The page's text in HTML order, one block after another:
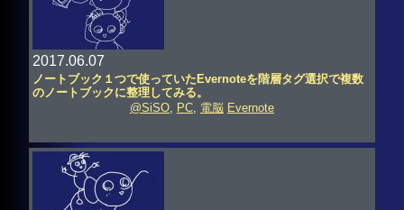
2017.06.07
ノートブック１つで使っていたEvernoteを階層タグ選択で複数
のノートブックに整理してみる。
@SiSO, PC, 電脳 Evernote